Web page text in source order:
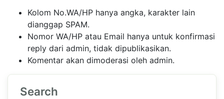
Kolom No.WA/HP hanya angka, karakter lain
dianggap SPAM.
Nomor WA/HP atau Email hanya untuk konfirmasi
reply dari admin, tidak dipublikasikan.
Komentar akan dimoderasi oleh admin.
Search